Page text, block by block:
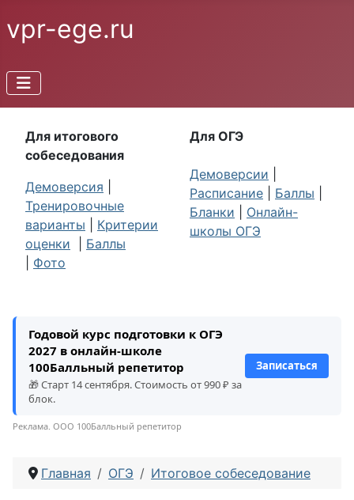
vpr-ege.ru
Для итогового
собеседования
Демоверсия
Тренировочные
варианты
Критерии
оценки
Баллы
Фото
Для ОГЭ
Демоверсии
Расписание
Баллы
Бланки
Онлайн-
школы ОГЭ
Годовой курс подготовки к ОГЭ
2027 в онлайн-школе
100Балльный репетитор
🎁 Старт 14 сентября. Стоимость от 990 ₽ за
блок.
Записаться
Реклама. ООО 100Балльный репетитор
Главная ОГЭ Итоговое собеседование